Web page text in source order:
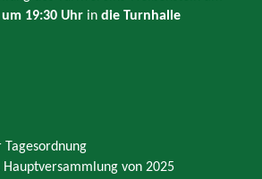
19:30 Uhr in die Turnhalle
von 2025